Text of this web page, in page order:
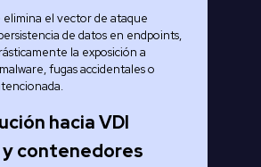
el vector de ataque
de datos en endpoints,
la exposición a
fugas accidentales o
hacia VDI
contenedores